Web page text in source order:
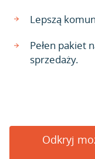
Lepszą
Pełen pakiet
sprzedaży.
Odkryj